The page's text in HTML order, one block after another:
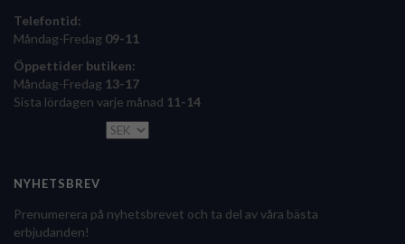
Telefontid:
Måndag-Fredag 09-11
Öppettider butiken:
Måndag-Fredag 13-17
Sista lördagen varje månad 11-14
NYHETSBREV
Prenumerera på nyhetsbrevet och ta del av våra bästa
erbjudanden!